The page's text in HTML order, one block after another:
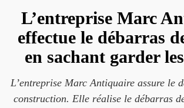
L’entreprise Marc
effectue le débarras
en sachant garder
L’entreprise Marc Antiquaire assure le
construction. Elle réalise le débarras